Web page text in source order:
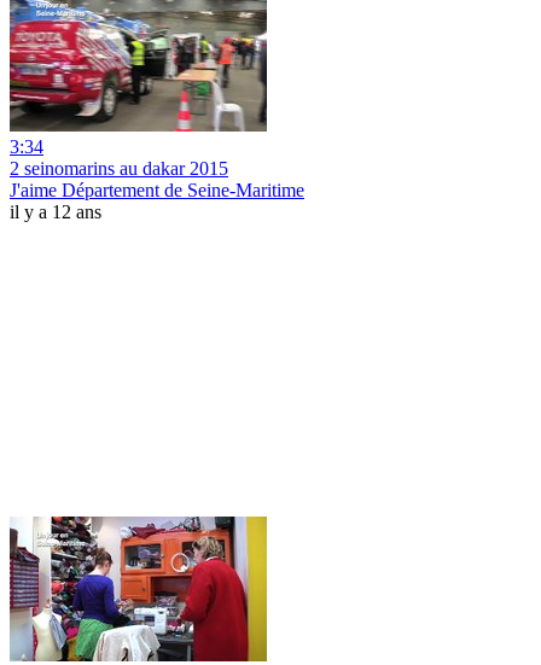
3:34
2 seinomarins au dakar 2015
J'aime Département de Seine-Maritime
il y a 12 ans